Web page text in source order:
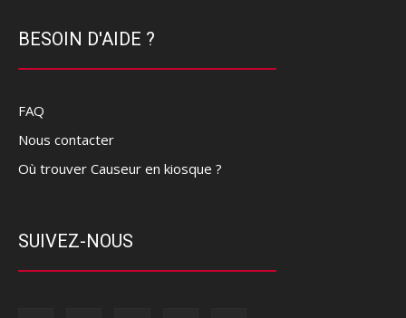
BESOIN D'AIDE ?
FAQ
Nous contacter
Où trouver Causeur en kiosque ?
SUIVEZ-NOUS